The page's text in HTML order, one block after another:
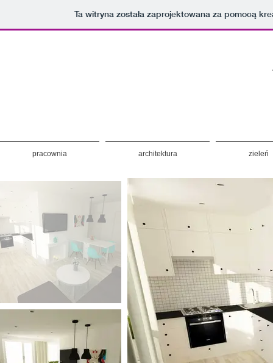
Ta witryna została zaprojektowana za pomocą
pracownia architektura zieleń